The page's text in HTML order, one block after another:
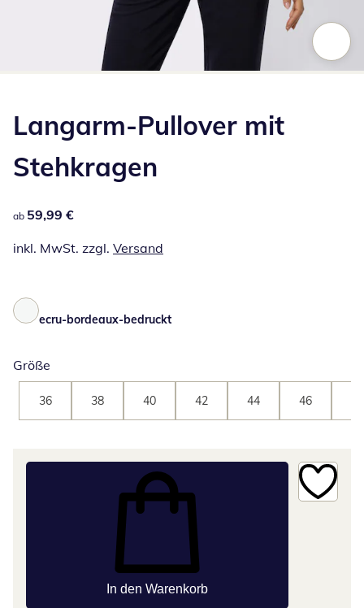
Langarm-Pullover mit
Stehkragen
59,99 €
ab 59,99 €
inkl. MwSt. zzgl. Versand
ecru-bordeaux-bedruckt
Größe
36 38 40 42 44 46
In den Warenkorb